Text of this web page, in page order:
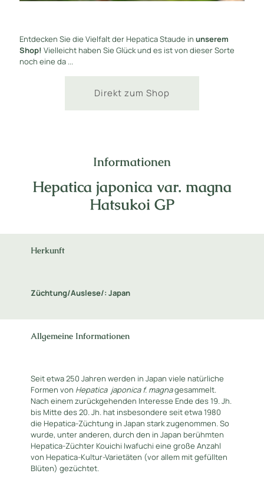
Entdecken Sie die Vielfalt der Hepatica Staude in unserem
Shop! Vielleicht haben Sie Glück und es ist von dieser Sorte
noch eine da ...
Direkt zum Shop
Informationen
Hepatica japonica var. magna
Hatsukoi GP
Herkunft
Züchtung/Auslese/: Japan
Allgemeine Informationen
Seit etwa 250 Jahren werden in Japan viele natürliche
Formen von Hepatica japonica f. magnagesammelt.
Nach einem zurückgehenden Interesse Ende des 19. Jh.
bis Mitte des 20. Jh. hat insbesondere seit etwa 1980
die Hepatica-Züchtung in Japan stark zugenommen. So
wurde, unter anderen, durch den in Japan berühmten
Hepatica-Züchter Kouichi Iwafuchi eine große Anzahl
von Hepatica-Kultur-Varietäten (vor allem mit gefüllten
Blüten) gezüchtet.